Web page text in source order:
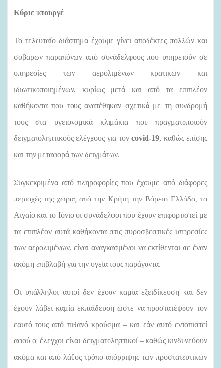
Κύριε υπουργέ
Το τελευταίο διάστημα έχουμε γίνει αποδέκτες πολλών και
σοβαρών παραπόνων από συνάδελφους που υπηρετούν σε
υπηρεσίες των αερολιμένων κρατικών και
ιδιωτικοποιημένων, κυρίως μετά και από τα επιπλέον
καθήκοντα που τους ανατέθηκαν σχετικά με τη συνδρομή
τους στα υγειονομικά κλιμάκια που πραγματοποιούν
δειγματοληπτικούς ελέγχους για τονcovid-19, καθώς επίσης
και την μεταφορά των δειγμάτων.
Συγκεκριμένα από πληροφορίες που έχουμε από διάφορες
περιοχές της χώρας από την Κρήτη την Βόρειο Ελλάδα, το
Αιγαίο και το Ιόνιο οι συνάδελφοι που έχουν επιφορτιστεί με
τα επιπλέον αυτά καθήκοντα στις πυροσβεστικές υπηρεσίες
των αερολιμένων, είναι αναγκασμένοι να εκτίθενται σε έναν
ακόμη επιβλαβή για την υγεία τους παράγοντα.
Οι υπάλληλοι αυτοί δεν έχουν καμία εξειδίκευση και δεν
έχουν λάβει καμία εκπαίδευση ώστε να προστατέψουν τον
εαυτό τους από πιθανό κρούσμα – και εάν αυτό εντοπιστεί
αφού οι έλεγχοι είναι δειγματοληπτικοί – καθώς κινδυνεύουν
ακόμα και από λάθος τρόπο απόρριψης των προστατευτικών